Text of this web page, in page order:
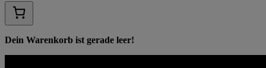
Dein Warenkorb ist gerade leer!